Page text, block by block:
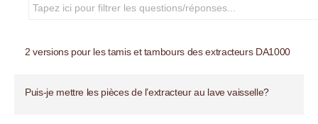
2 versions pour les tamis et tambours des extracteurs DA1000
Puis-je mettre les pièces de l’extracteur au lave vaisselle?